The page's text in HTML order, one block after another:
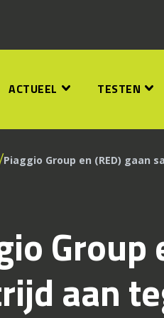
ACTUEEL TESTEN
/Piaggio Group en (RED) gaan
Group
aan